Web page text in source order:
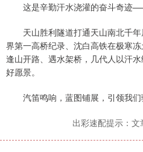
这是辛勤汗水浇灌的奋斗奇迹
天山胜利隧道打通天山南北千年
界第一高桥纪录、沈白高铁在极寒
逢山开路、遇水架桥，几代人以汗
好愿景。
汽笛鸣响，蓝图铺展，引领我们
出彩速配提示：文